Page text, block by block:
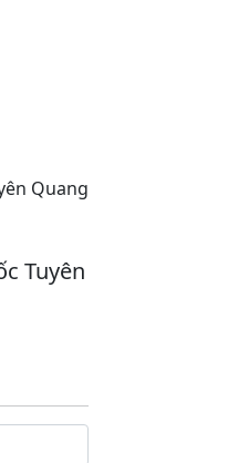
Quang
Tuyên